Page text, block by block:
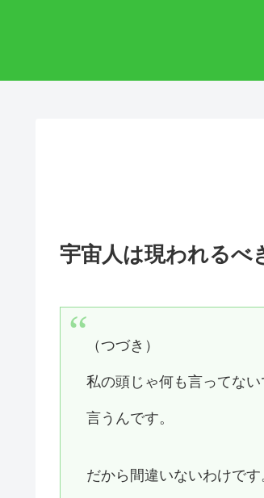
宇宙人は現われる
（つづき）
私の頭じゃ何も言ってな
言うんです。
だから間違いないわけで